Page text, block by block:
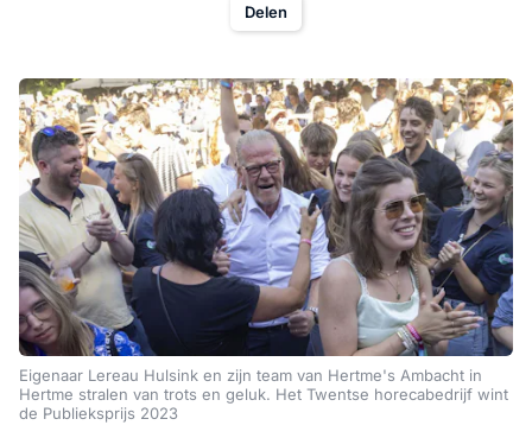
Delen
Eigenaar Lereau Hulsink en zijn team van Hertme's Ambacht in
Hertme stralen van trots en geluk. Het Twentse horecabedrijf wint
de Publieksprijs 2023